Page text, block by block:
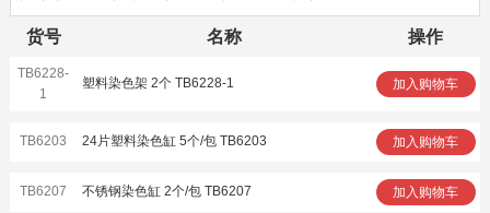
货号 名称 操作
TB6228-
1
塑料染色架 2个 TB6228-1 加入购物车
TB6203 24片塑料染色缸 5个/包 TB6203 加入购物车
TB6207 不锈钢染色缸 2个/包 TB6207 加入购物车